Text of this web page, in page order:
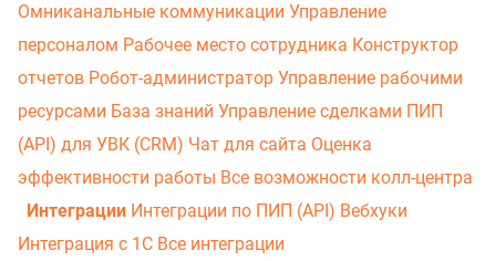
Омниканальные коммуникации Управление
персоналом Рабочее место сотрудника Конструктор
отчетов Робот-администратор Управление рабочими
ресурсами База знаний Управление сделками ПИП
(API) для УВК (CRM) Чат для сайта Оценка
эффективности работы Все возможности колл-центра
Интеграции Интеграции по ПИП (API) Вебхуки
Интеграция с 1С Все интеграции